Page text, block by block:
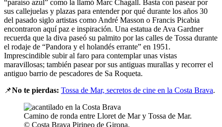
“paraíso azul” como la llamó Marc Chagall. Basta con pasear por
sus callejuelas y plazas para entender por qué durante los años 30
del pasado siglo artistas como André Masson o Francis Picabia
encontraron aquí paz e inspiración. Una estatua de Ava Gardner
recuerda que la diva paseó su palmito por las calles de Tossa durante
el rodaje de “Pandora y el holandés errante” en 1951.
Imprescindible subir al faro para contemplar unas vistas
maravillosas; también pasear por sus antiguas murallas y recorrer el
antiguo barrio de pescadores de Sa Roqueta.
📌No te pierdas: Tossa de Mar, secretos de cine en la Costa Brava.
Camino de ronda entre Lloret de Mar y Tossa de Mar.
© Costa Brava Pirineo de Girona.